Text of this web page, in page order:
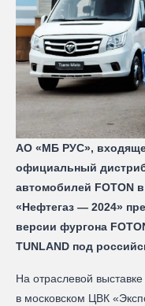
АО «МБ РУС»,
официальный
автомобилей FOTON
«Нефтегаз — 2024»
версии фургона
TUNLAND под
На отраслевой
в московском ЦВК